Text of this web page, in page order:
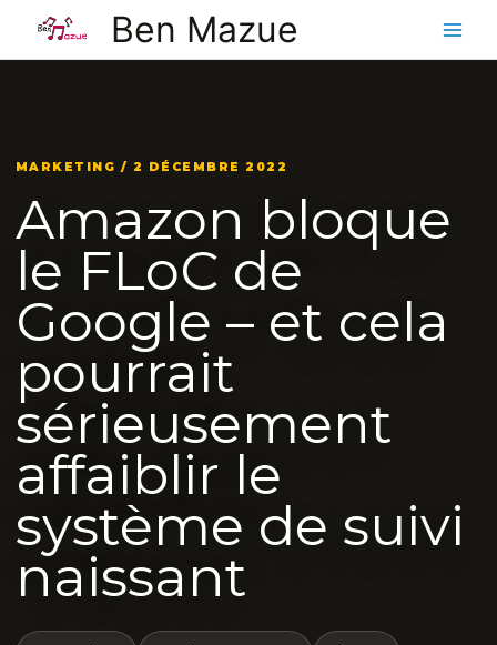
contenu
Ben Mazue
MARKETING / 2 DÉCEMBRE 2022
Amazon bloque
le FLoC de
Google – et cela
pourrait
sérieusement
affaiblir le
système de suivi
naissant